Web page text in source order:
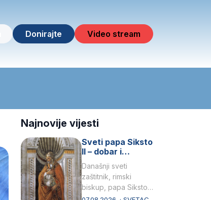
Donirajte Video stream
Najnovije vijesti
Sveti papa Siksto
II – dobar i
miroljubiv pastir
Današnji sveti
zaštitnik, rimski
biskup, papa Siksto
(Sixtus) II, prema